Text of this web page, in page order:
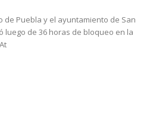
de Puebla y el ayuntamiento de San
luego de 36 horas de bloqueo en la